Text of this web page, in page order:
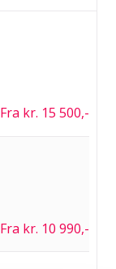
Fra kr. 15 500,-
Fra kr. 10 990,-